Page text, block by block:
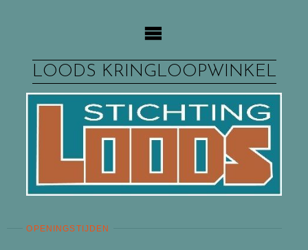
LOODS KRINGLOOPWINKEL
OPENINGSTIJDEN